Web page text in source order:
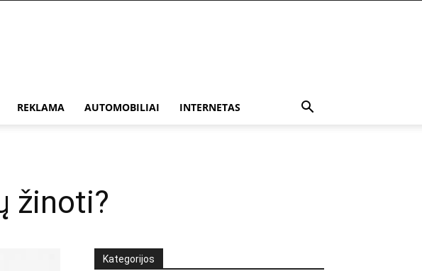
REKLAMA AUTOMOBILIAI INTERNETAS
žinoti?
Kategorijos